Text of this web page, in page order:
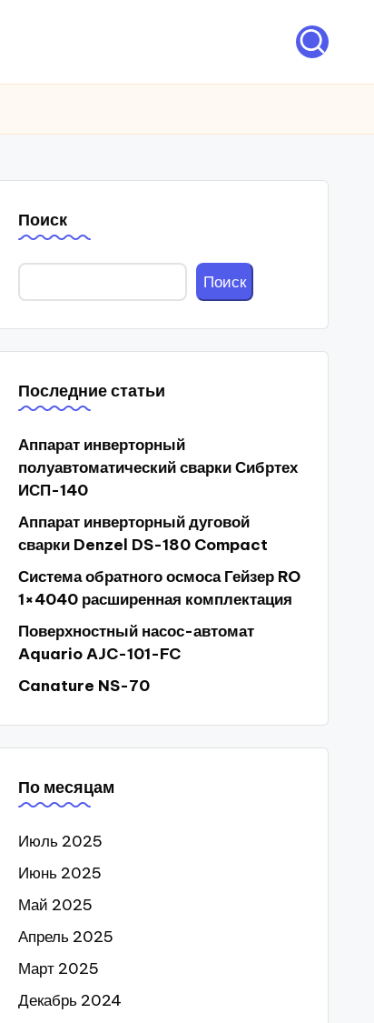
Поиск
Поиск
Последние статьи
Аппарат инверторный
полуавтоматический сварки Сибртех
ИСП-140
Аппарат инверторный дуговой
сварки Denzel DS-180 Compact
Система обратного осмоса Гейзер RO
1×4040 расширенная комплектация
Поверхностный насос-автомат
Aquario AJC-101-FC
Canature NS-70
По месяцам
Июль 2025
Июнь 2025
Май 2025
Апрель 2025
Март 2025
Декабрь 2024